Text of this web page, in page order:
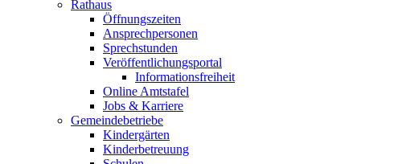
Rathaus
Öffnungszeiten
Ansprechpersonen
Sprechstunden
Veröffentlichungsportal
Informationsfreiheit
Online Amtstafel
Jobs & Karriere
Gemeindebetriebe
Kindergärten
Kinderbetreuung